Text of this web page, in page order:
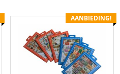
AANBIEDING!